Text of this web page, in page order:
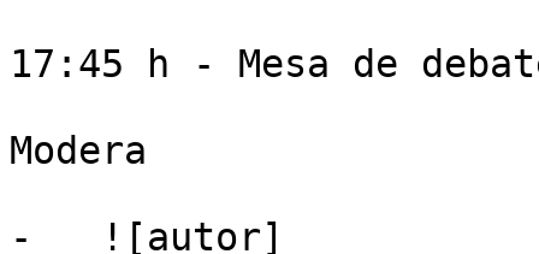
17:45 h - Mesa de
Modera
-   ![autor]